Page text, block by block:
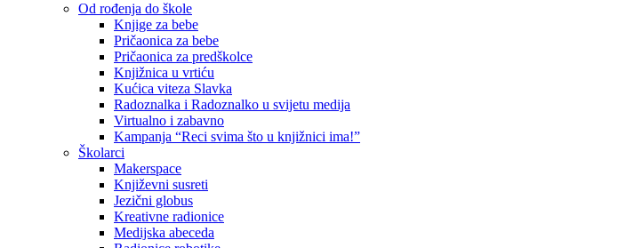
Od rođenja do škole
Knjige za bebe
Pričaonica za bebe
Pričaonica za predškolce
Knjižnica u vrtiću
Kućica viteza Slavka
Radoznalka i Radoznalko u svijetu medija
Virtualno i zabavno
Kampanja “Reci svima što u knjižnici ima!”
Školarci
Makerspace
Književni susreti
Jezični globus
Kreativne radionice
Medijska abeceda